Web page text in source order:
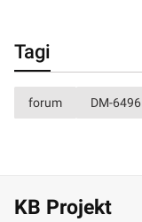
Tagi
forum DM-6496
KB Projekt